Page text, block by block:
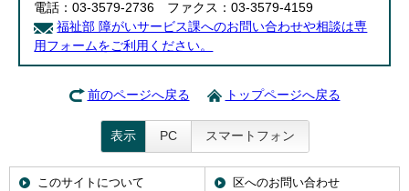
電話：03-3579-2736 ファクス：03-3579-4159
福祉部 障がいサービス課へのお問い合わせや相談は専
用フォームをご利用ください。
前のページへ戻る トップページへ戻る
表示 PC スマートフォン
このサイトについて 区へのお問い合わせ